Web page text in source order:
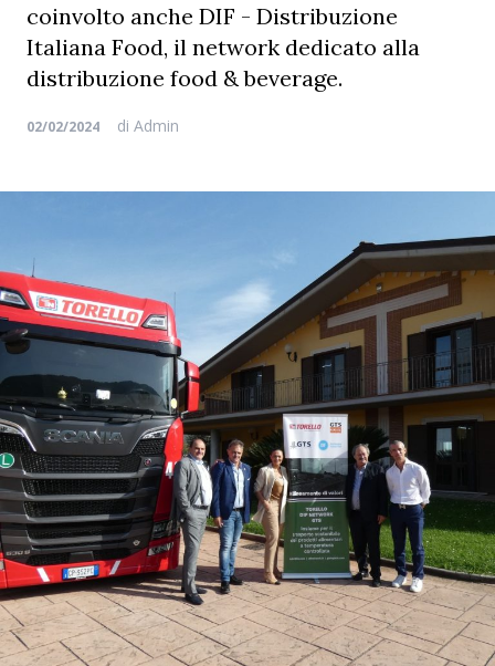
coinvolto anche DIF - Distribuzione
Italiana Food, il network dedicato alla
distribuzione food & beverage.
02/02/2024 di Admin